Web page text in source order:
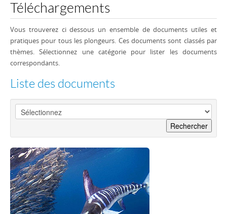
Téléchargements
Vous trouverez ci dessous un ensemble de documents utiles et
pratiques pour tous les plongeurs. Ces documents sont classés par
thèmes. Sélectionnez une catégorie pour lister les documents
correspondants.
Liste des documents